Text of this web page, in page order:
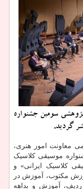
سومین جشنواره
گردید.
معاونت امور هنری،
موسیقی کلاسیک
کلاسیک ایرانی» و
مکتوب، آموزش در
آموزش و بداهه